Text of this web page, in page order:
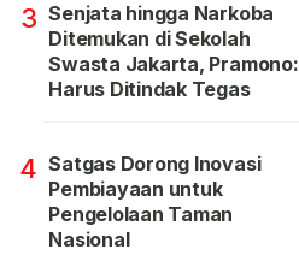
3 Senjata hingga Narkoba
Ditemukan di Sekolah
Swasta Jakarta, Pramono:
Harus Ditindak Tegas
4 Satgas Dorong Inovasi
Pembiayaan untuk
Pengelolaan Taman
Nasional